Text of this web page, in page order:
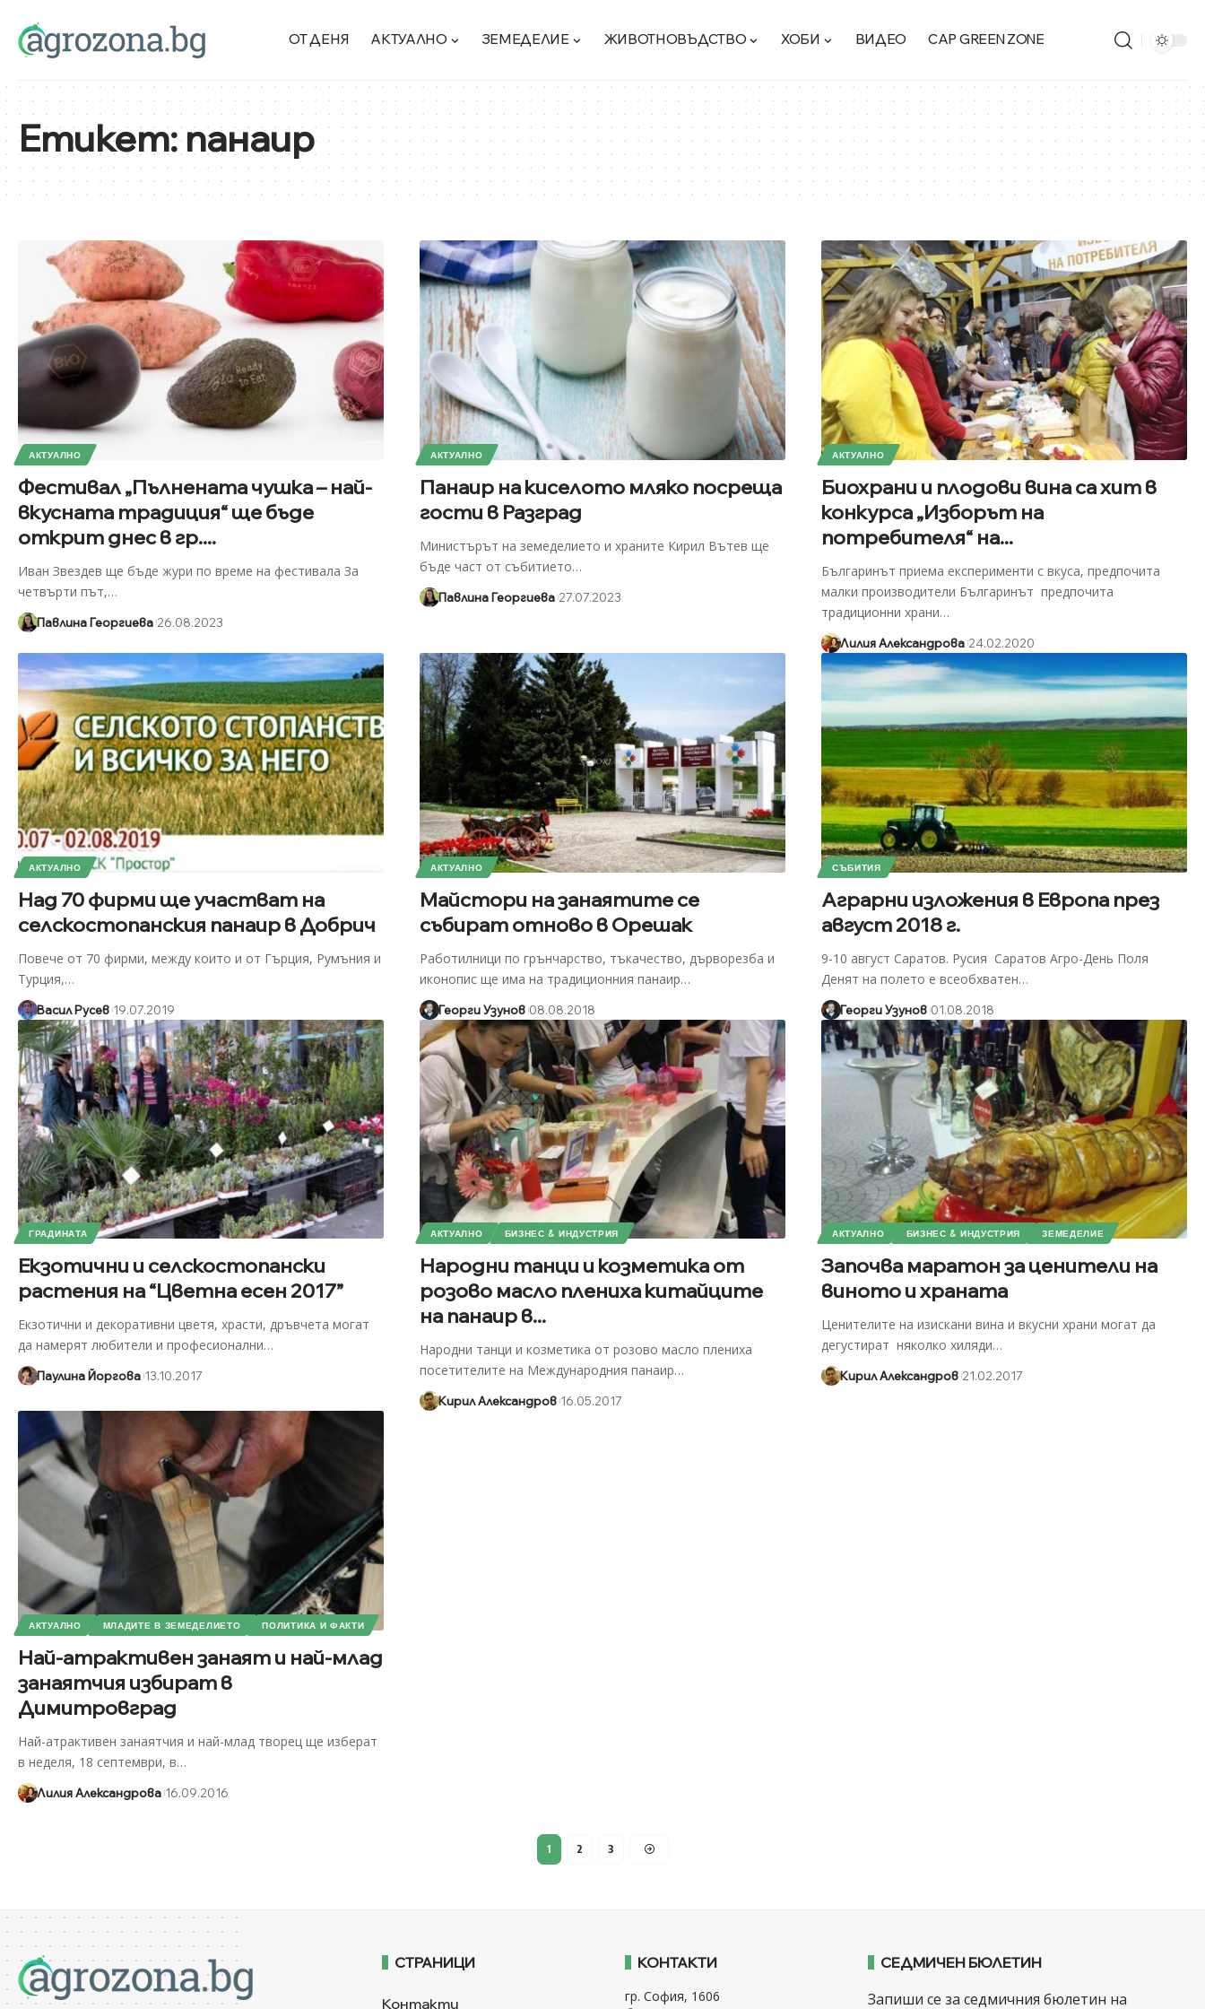
ОТ ДЕНЯ АКТУАЛНО ЗЕМЕДЕЛИЕ ЖИВОТНОВЪДСТВО ХОБИ ВИДЕО CAP GREEN ZONE
Етикет:панаир
АКТУАЛНО
Фестивал „Пълнената чушка – най-
вкусната традиция“ ще бъде
открит днес в гр....
Иван Звездев ще бъде жури по време на фестивала За
четвърти път,…
Павлина Георгиева 26.08.2023
АКТУАЛНО
Панаир на киселото мляко посреща
гости в Разград
Министърът на земеделието и храните Кирил Вътев ще
бъде част от събитието…
Павлина Георгиева 27.07.2023
АКТУАЛНО
Биохрани и плодови вина са хит в
конкурса „Изборът на
потребителя“ на...
Българинът приема експерименти с вкуса, предпочита
малки производители Българинът предпочита
традиционни храни…
Лилия Александрова 24.02.2020
АКТУАЛНО
Над 70 фирми ще участват на
селскостопанския панаир в Добрич
Повече от 70 фирми, между които и от Гърция, Румъния и
Турция,…
Васил Русев 19.07.2019
АКТУАЛНО
Майстори на занаятите се
събират отново в Орешак
Работилници по грънчарство, тъкачество, дърворезба и
иконопис ще има на традиционния панаир…
Георги Узунов 08.08.2018
СЪБИТИЯ
Аграрни изложения в Европа през
август 2018 г.
9-10 август Саратов. Русия Саратов Агро-День Поля
Денят на полето е всеобхватен…
Георги Узунов 01.08.2018
ГРАДИНАТА
Екзотични и селскостопански
растения на “Цветна есен 2017”
Eкзотични и декоративни цветя, храсти, дръвчета могат
да намерят любители и професионални…
Паулина Йоргова 13.10.2017
АКТУАЛНО БИЗНЕС & ИНДУСТРИЯ
Народни танци и козметика от
розово масло плениха китайците
на панаир в...
Народни танци и козметика от розово масло плениха
посетителите на Международния панаир…
Кирил Александров 16.05.2017
АКТУАЛНО БИЗНЕС & ИНДУСТРИЯ ЗЕМЕДЕЛИЕ
Започва маратон за ценители на
виното и храната
Ценителите на изискани вина и вкусни храни могат да
дегустират няколко хиляди…
Кирил Александров 21.02.2017
АКТУАЛНО МЛАДИТЕ В ЗЕМЕДЕЛИЕТО ПОЛИТИКА И ФАКТИ
Най-атрактивен занаят и най-млад
занаятчия избират в
Димитровград
Най-атрактивен занаятчия и най-млад творец ще изберат
в неделя, 18 септември, в…
Лилия Александрова 16.09.2016
1 2 3
СТРАНИЦИ
Контакти
КОНТАКТИ
гр. София, 1606
СЕДМИЧЕН БЮЛЕТИН
Запиши се за седмичния бюлетин на